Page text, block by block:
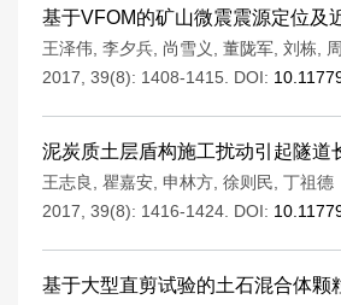
基于VFOM的矿山微震震源定位及
王泽伟 李夕兵 尚雪义 董陇军 刘栋
2017, 39(8): 1408-1415.
DOI:
泥炭质土层盾构施工扰动引起隧道
王志良 瞿嘉安 申林方 徐则民 丁祖德
2017, 39(8): 1416-1424. DOI:
基于大型直剪试验的土石混合体颗